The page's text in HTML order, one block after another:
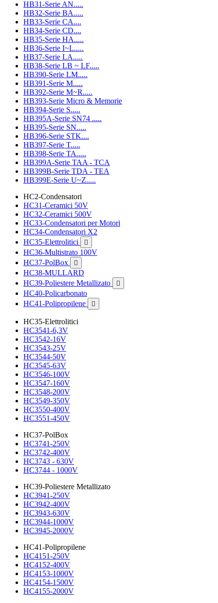
HB31-Serie AN.....
HB32-Serie BA.....
HB33-Serie CA....
HB34-Serie CD....
HB35-Serie HA.....
HB36-Serie I~L.....
HB37-Serie LA.....
HB38-Serie LB ~ LF.....
HB390-Serie LM.....
HB391-Serie M.....
HB392-Serie M~R.....
HB393-Serie Micro & Memorie
HB394-Serie S.....
HB395A-Serie SN74 .....
HB395-Serie SN.....
HB396-Serie STK....
HB397-Serie T.....
HB398-Serie TA.....
HB399A-Serie TAA - TCA
HB399B-Serie TDA - TEA
HB399E-Serie U~Z.....
HC2-Condensatori
HC31-Ceramici 50V
HC32-Ceramici 500V
HC33-Condensatori per Motori
HC34-Condensatori X2
HC35-Elettrolitici

HC36-Multistrato 100V
HC37-PolBox

HC38-MULLARD
HC39-Poliestere Metallizato

HC40-Policarbonato
HC41-Polipropilene

HC35-Elettrolitici
HC3541-6,3V
HC3542-16V
HC3543-25V
HC3544-50V
HC3545-63V
HC3546-100V
HC3547-160V
HC3548-200V
HC3549-350V
HC3550-400V
HC3551-450V
HC37-PolBox
HC3741-250V
HC3742-400V
HC3743 - 630V
HC3744 - 1000V
HC39-Poliestere Metallizato
HC3941-250V
HC3942-400V
HC3943-630V
HC3944-1000V
HC3945-2000V
HC41-Polipropilene
HC4151-250V
HC4152-400V
HC4153-1000V
HC4154-1500V
HC4155-2000V